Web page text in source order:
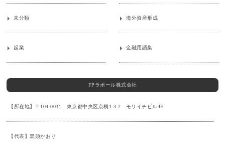
未分類 海外資産形成
起業 金融用語集
FPラポール株式会社
【所在地】〒104-0031 東京都中央区京橋1-3-2 モリイチビル4F
【代表】黒須かおり